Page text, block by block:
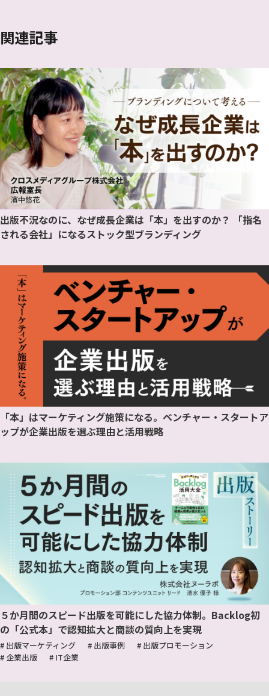
関連記事
出版不況なのに、なぜ成長企業は「本」を出すのか？ 「指名
される会社」になるストック型ブランディング
「本」はマーケティング施策になる。ベンチャー・スタートア
ップが企業出版を選ぶ理由と活用戦略
５か月間のスピード出版を可能にした協力体制。Backlog初
の「公式本」で認知拡大と商談の質向上を実現
# 出版マーケティング # 出版事例
# 出版プロモーション
# 企業出版
# IT企業